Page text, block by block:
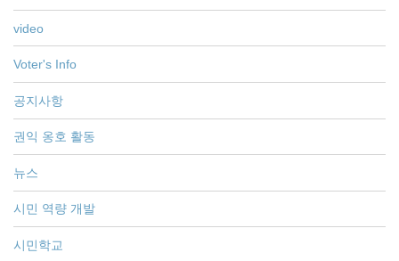
video
Voter's Info
공지사항
권익 옹호 활동
뉴스
시민 역량 개발
시민학교